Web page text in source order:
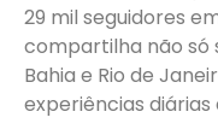
29 mil seguidores
compartilha não só
Bahia e Rio de
experiências diárias